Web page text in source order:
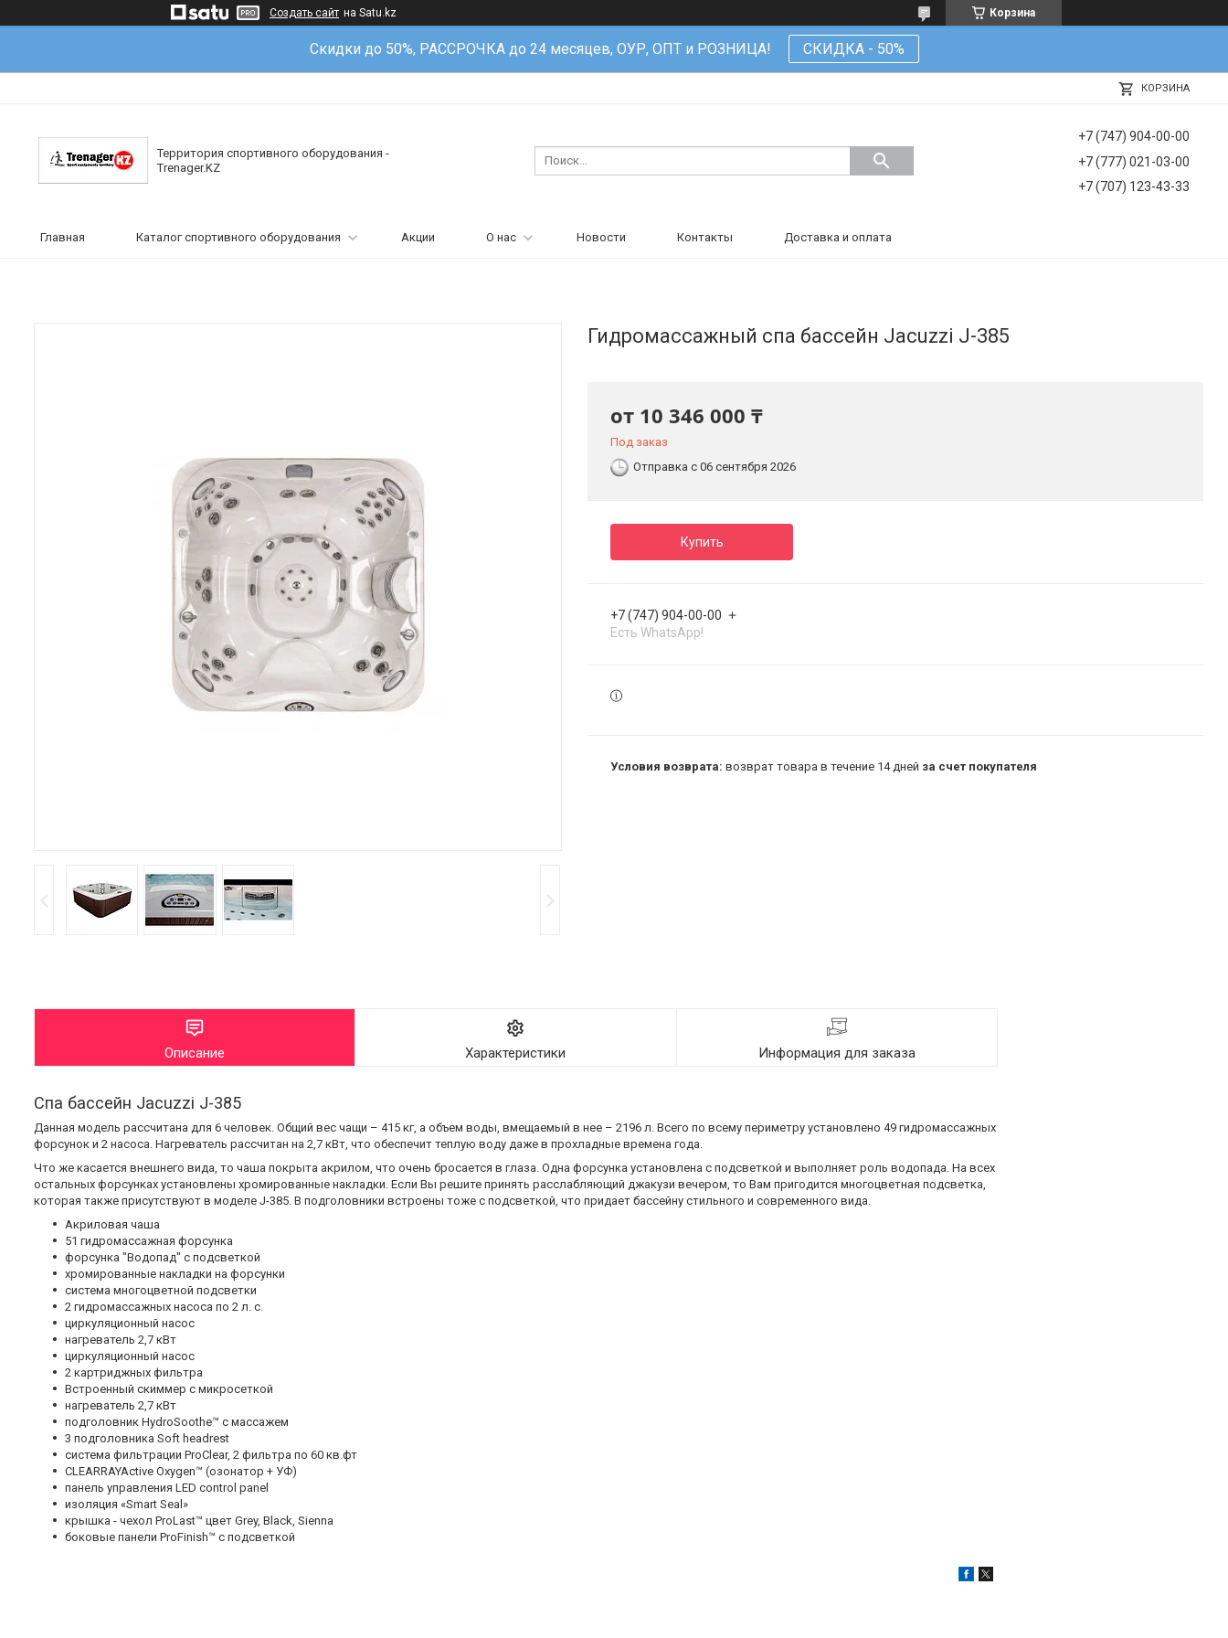
Создать сайт на Satu.kz Корзина
Скидки до 50%, РАССРОЧКА до 24 месяцев, ОУР, ОПТ и РОЗНИЦА! СКИДКА - 50%
КОРЗИНА
Территория спортивного оборудования -
Trenager.KZ
+7 (747) 904-00-00
+7 (777) 021-03-00
+7 (707) 123-43-33
Главная Каталог спортивного оборудования Акции О нас Новости Контакты Доставка и оплата
Гидромассажный спа бассейн Jacuzzi J-385
от 10 346 000 ₸
Под заказ
Отправка с 06 сентября 2026
Купить
+7 (747) 904-00-00
Есть WhatsApp!
возврат товара в течение 14 дней за счет покупателя
Описание Характеристики Информация для заказа
Спа бассейн Jacuzzi J-385
Данная модель рассчитана для 6 человек. Общий вес чащи – 415 кг, а объем воды, вмещаемый в нее – 2196 л. Всего по всему периметру установлено 49 гидромассажных
форсунок и 2 насоса. Нагреватель рассчитан на 2,7 кВт, что обеспечит теплую воду даже в прохладные времена года.
Что же касается внешнего вида, то чаша покрыта акрилом, что очень бросается в глаза. Одна форсунка установлена с подсветкой и выполняет роль водопада. На всех
остальных форсунках установлены хромированные накладки. Если Вы решите принять расслабляющий джакузи вечером, то Вам пригодится многоцветная подсветка,
которая также присутствуют в моделе J-385. В подголовники встроены тоже с подсветкой, что придает бассейну стильного и современного вида.
Акриловая чаша
51 гидромассажная форсунка
форсунка "Водопад" с подсветкой
хромированные накладки на форсунки
система многоцветной подсветки
2 гидромассажных насоса по 2 л. с.
циркуляционный насос
нагреватель 2,7 кВт
циркуляционный насос
2 картриджных фильтра
Встроенный скиммер с микросеткой
нагреватель 2,7 кВт
подголовник HydroSoothe™ с массажем
3 подголовника Soft headrest
система фильтрации ProClear, 2 фильтра по 60 кв.фт
CLEARRAYActive Oxygen™ (озонатор + УФ)
панель управления LED control panel
изоляция «Smart Seal»
крышка - чехол ProLast™ цвет Grey, Black, Sienna
боковые панели ProFinish™ с подсветкой